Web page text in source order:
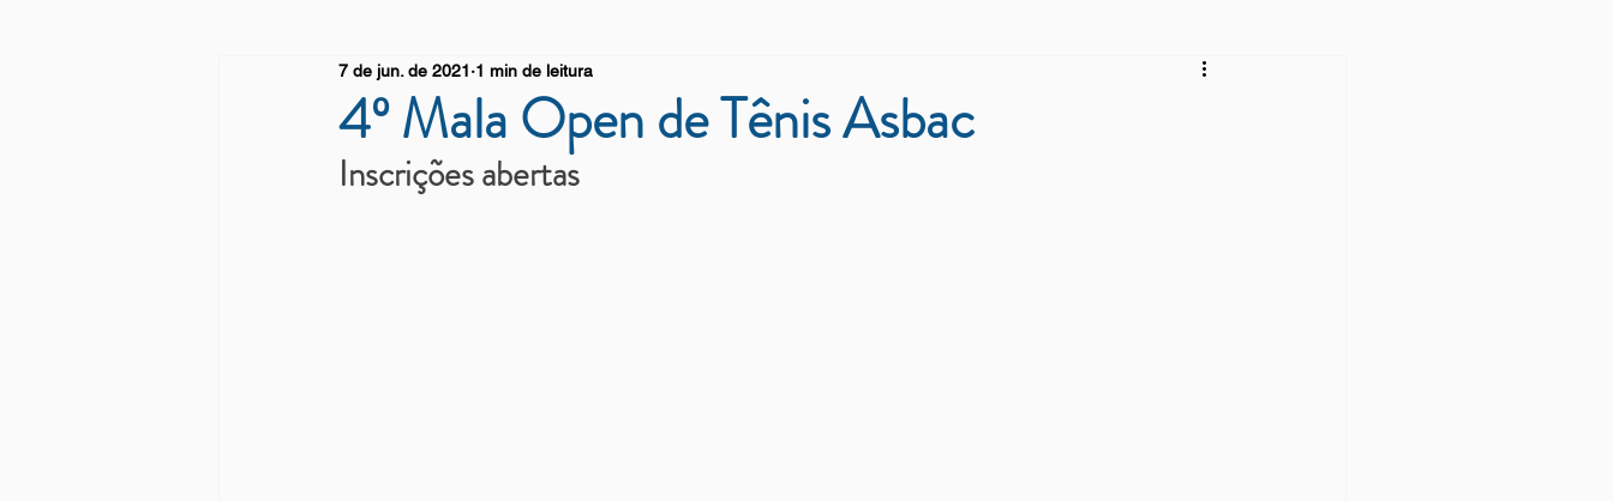
Beneficientes Arrendatários
4º Mala Open de Tênis Asbac
7 de jun. de 2021 1 min de leitura
Inscrições abertas